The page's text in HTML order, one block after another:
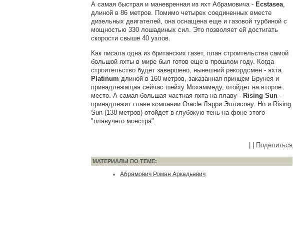
А самая быстрая и маневренная из яхт Абрамовича - Ecstasea,
длиной в 86 метров. Помимо четырех соединенных вместе
дизельных двигателей, она оснащена еще и газовой турбиной с
мощностью 330 лошадиных сил. Это позволяет ей достигать
скорости свыше 40 узлов.
Как писала одна из британских газет, план строительства самой
большой яхты в мире был готов еще в прошлом году. Когда
строительство будет завершено, нынешний рекордсмен - яхта
Platinum длиной в 160 метров, заказанная принцем Брунея и
принадлежащая сейчас шейху Мохаммеду, отойдет на второе
место. А самая большая частная яхта на плаву - Rising Sun -
принадлежит главе компании Oracle Лэрри Эллисону. Но и Rising
Sun (138 метров) отойдет в глубокую тень на фоне этого
"плавучего монстра".
Поделиться
МАТЕРИАЛЫ ПО ТЕМЕ:
Абрамович Роман Аркадьевич